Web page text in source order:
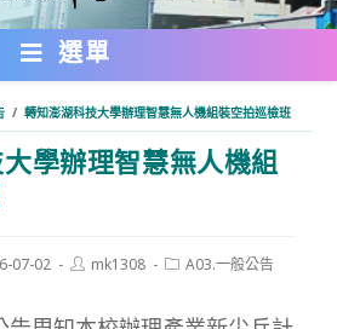
選單
/ 轉知澎湖科技大學辦理智慧無人機組裝空拍巡檢班
學辦理智慧無人機組
07-02
Postmk1308
PostA03.一般公告